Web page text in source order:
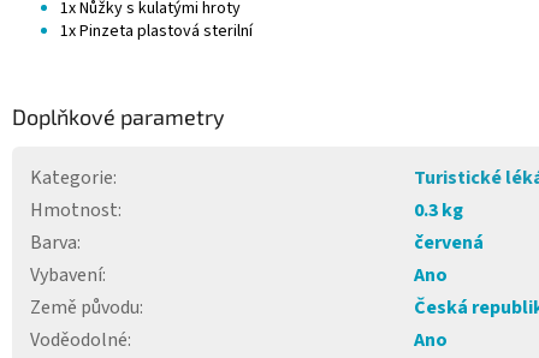
1x Nůžky s kulatými hroty
1x Pinzeta plastová sterilní
Doplňkové parametry
Kategorie:
Turistické
Hmotnost:
0.3 kg
Barva:
červená
Vybavení:
Ano
Země původu:
Česká
Voděodolné:
Ano